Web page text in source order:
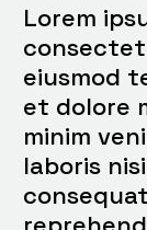
Lorem
eiusmod
et dolore
minim
laboris